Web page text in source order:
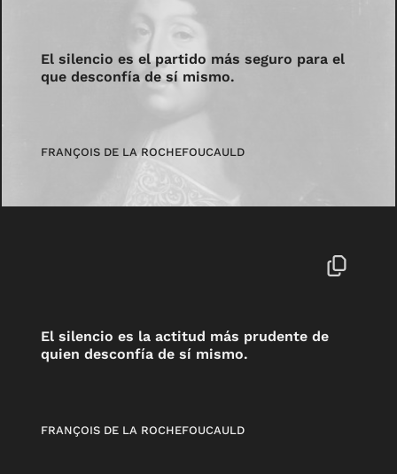
El silencio es el partido más seguro para el
que desconfía de sí mismo.
FRANÇOIS DE LA ROCHEFOUCAULD
El silencio es la actitud más prudente de
quien desconfía de sí mismo.
FRANÇOIS DE LA ROCHEFOUCAULD